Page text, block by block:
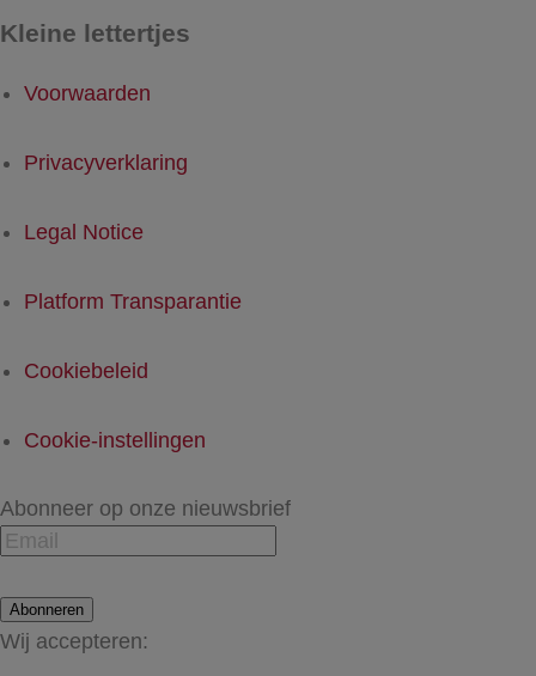
Kleine lettertjes
Voorwaarden
Privacyverklaring
Legal Notice
Platform Transparantie
Cookiebeleid
Cookie-instellingen
Abonneer op onze nieuwsbrief
Abonneren
Wij accepteren: